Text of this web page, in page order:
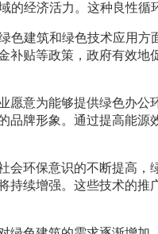
的经济活力。这种良性循
色建筑和绿色技术应用
贴等政策，政府有效
意为能够提供绿色办
牌形象。通过提高能
环保意识的不断提高
续增强。这些技术的